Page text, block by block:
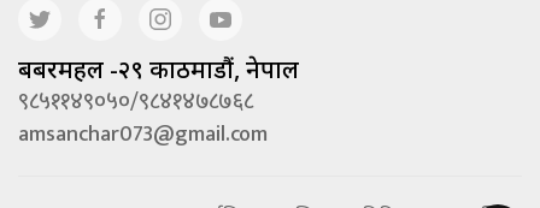
बबरमहल -२९ काठमाडौं, नेपाल
९८५११४९०५०/९८४१४७८७६८
amsanchar073@gmail.com